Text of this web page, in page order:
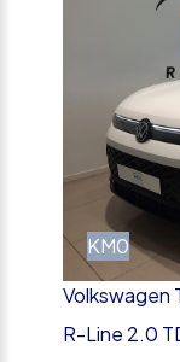
KM0
Volkswagen
R-Line 2.0